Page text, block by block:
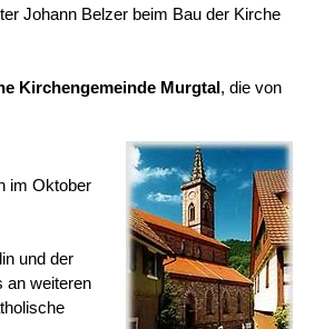
Johann Belzer beim Bau der Kirche
Kirchengemeinde Murgtal, die von
im Oktober
und der
an weiteren